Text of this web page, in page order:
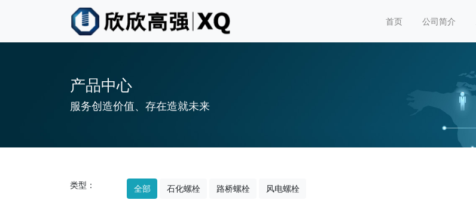
首页 公司简介
产品中心
服务创造价值、存在造就未来
类型： 全部 石化螺栓 路桥螺栓 风电螺栓